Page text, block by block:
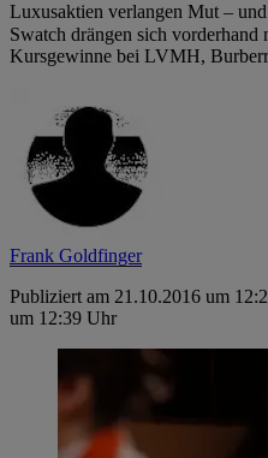
Luxusaktien verlangen Mut –
Swatch drängen sich vorderhand
Kursgewinne bei LVMH,
Frank Goldfinger
Publiziert am 21.10.2016 um
um 12:39 Uhr